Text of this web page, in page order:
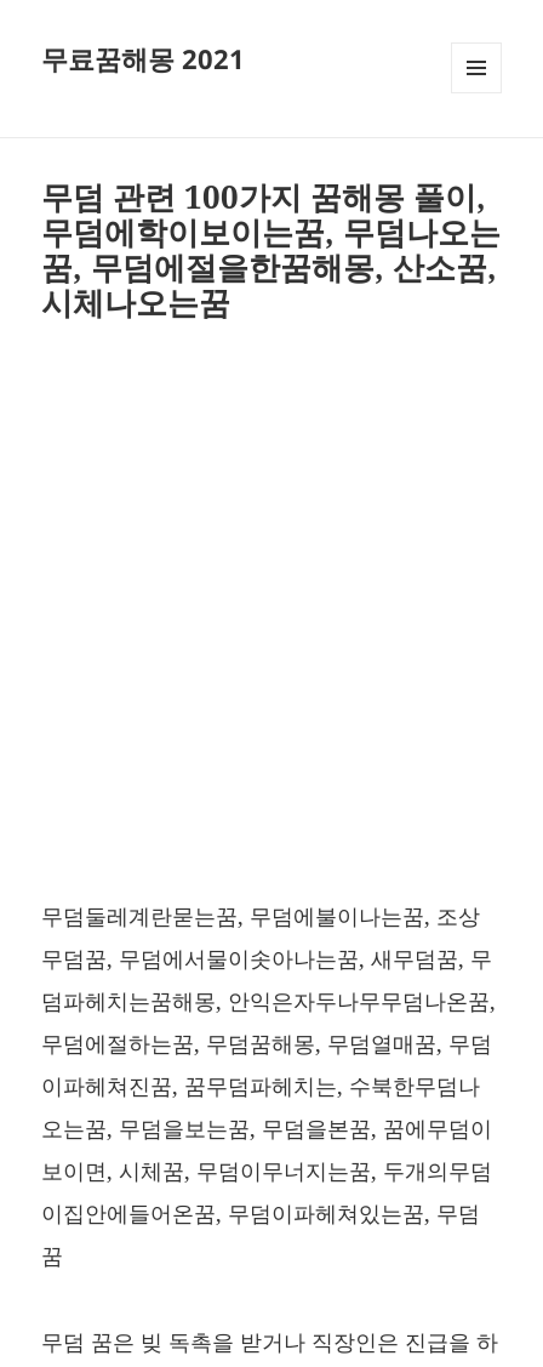
무료꿈해몽 2021
무덤 관련 100가지 꿈해몽 풀이,
무덤에학이보이는꿈, 무덤나오는
꿈, 무덤에절을한꿈해몽, 산소꿈,
시체나오는꿈
무덤둘레계란묻는꿈, 무덤에불이나는꿈, 조상
무덤꿈, 무덤에서물이솟아나는꿈, 새무덤꿈, 무
덤파헤치는꿈해몽, 안익은자두나무무덤나온꿈,
무덤에절하는꿈, 무덤꿈해몽, 무덤열매꿈, 무덤
이파헤쳐진꿈, 꿈무덤파헤치는, 수북한무덤나
오는꿈, 무덤을보는꿈, 무덤을본꿈, 꿈에무덤이
보이면, 시체꿈, 무덤이무너지는꿈, 두개의무덤
이집안에들어온꿈, 무덤이파헤쳐있는꿈, 무덤
꿈
무덤 꿈은 빚 독촉을 받거나 직장인은 진급을 하